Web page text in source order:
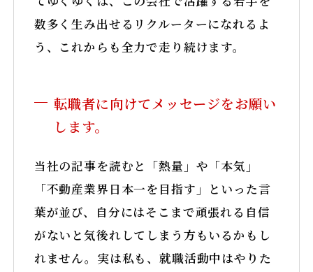
数多く生み出せるリクルーターになれるよ
う、これからも全力で走り続けます。
転職者に向けてメッセージをお願い
します。
当社の記事を読むと「熱量」や「本気」
「不動産業界日本一を目指す」といった言
葉が並び、自分にはそこまで頑張れる自信
がないと気後れしてしまう方もいるかもし
れません。実は私も、就職活動中はやりた